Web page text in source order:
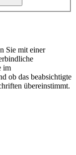
Sie mit einer
im
ob das beabsichtigte
übereinstimmt.